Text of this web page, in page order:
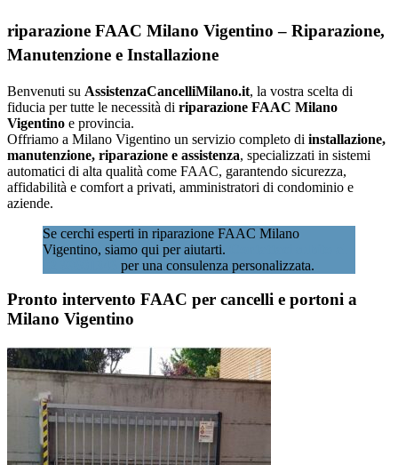
riparazione FAAC Milano Vigentino – Riparazione,
Manutenzione e Installazione
Benvenuti su AssistenzaCancelliMilano.it, la vostra scelta di
fiducia per tutte le necessità di riparazione FAAC Milano
Vigentino e provincia.
Offriamo a Milano Vigentino un servizio completo di installazione,
manutenzione, riparazione e assistenza, specializzati in sistemi
automatici di alta qualità come FAAC, garantendo sicurezza,
affidabilità e comfort a privati, amministratori di condominio e
aziende.
Se cerchi esperti in riparazione FAAC Milano
Vigentino, siamo qui per aiutarti.
per una consulenza personalizzata.
Pronto intervento FAAC per cancelli e portoni a
Milano Vigentino